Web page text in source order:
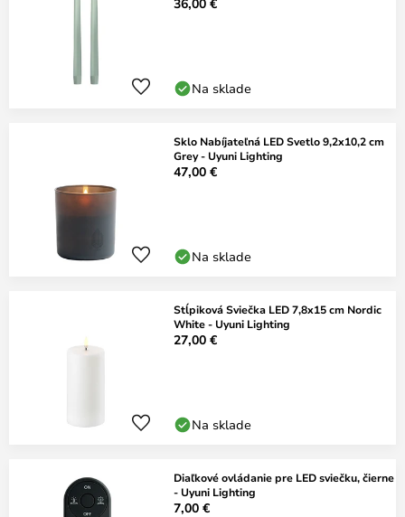
Na sklade
Sklo Nabíjateľná LED Svetlo 9,2x10,2 cm
Grey - Uyuni Lighting
47,00 €
Na sklade
Stĺpiková Sviečka LED 7,8x15 cm Nordic
White - Uyuni Lighting
27,00 €
Na sklade
Diaľkové ovládanie pre LED sviečku, čierne
- Uyuni Lighting
7,00 €